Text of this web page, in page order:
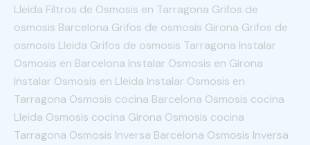
Lleida Filtros de Osmosis en Tarragona Grifos de
osmosis Barcelona Grifos de osmosis Girona Grifos de
osmosis Lleida Grifos de osmosis Tarragona Instalar
Osmosis en Barcelona Instalar Osmosis en Girona
Instalar Osmosis en Lleida Instalar Osmosis en
Tarragona Osmosis cocina Barcelona Osmosis cocina
Lleida Osmosis cocina Girona Osmosis cocina
Tarragona Osmosis Inversa Barcelona Osmosis Inversa